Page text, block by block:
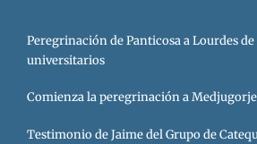
Peregrinación de Panticosa a Lourdes
universitarios
Comienza la peregrinación a Medjugorje
Testimonio de Jaime del Grupo de